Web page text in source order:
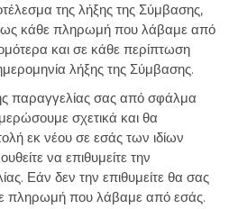
της λήξης της Σύμβασης,
κάθε πληρωμή που λάβαμε από
και σε κάθε περίπτωση
λήξης της Σύμβασης.
παραγγελίας σας από σφάλμα
σχετικά και θα
εκ νέου σε εσάς των ιδίων
να επιθυμείτε την
Εάν δεν την επιθυμείτε θα σας
πληρωμή που λάβαμε από εσάς.